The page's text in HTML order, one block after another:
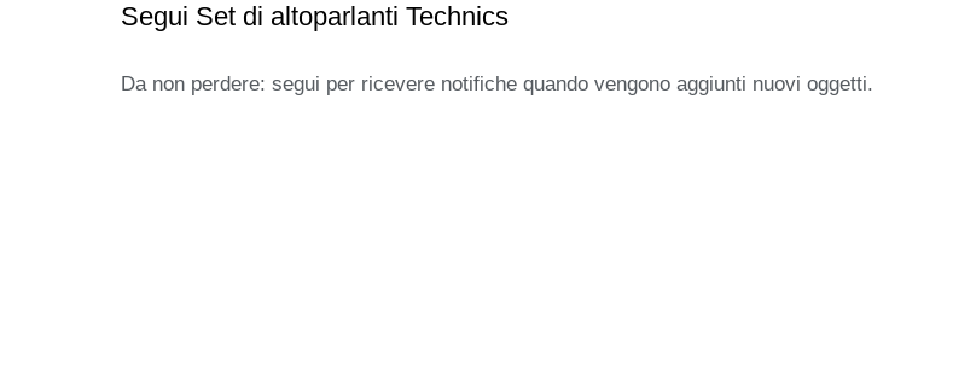
Segui Set di altoparlanti Technics
Da non perdere: segui per ricevere notifiche quando vengono aggiunti nuovi oggetti.